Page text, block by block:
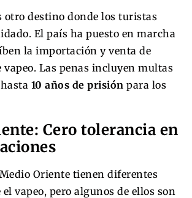
otro destino donde los turistas
El país ha puesto en marcha
la importación y venta de
vapeo. Las penas incluyen multas
10 años de prisión para los
Cero tolerancia en
Oriente tienen diferentes
vapeo, pero algunos de ellos son